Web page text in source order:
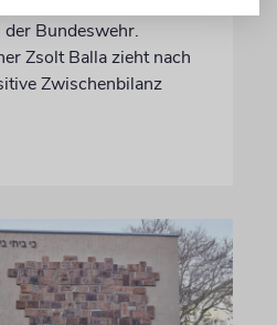
Bundeswehr.
Zsolt Balla zieht nach
Zwischenbilanz